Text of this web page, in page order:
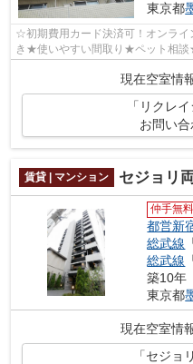
東京都
☆初期費用カード決済可！オンラ
き★使いやすい間取り★ペット相
現在空室情
「リクレ
お問い
賃貸 | マンション セジョリ
仲手無料
都営新
総武線
総武線
築10年
東京都
現在空室情
「セジ